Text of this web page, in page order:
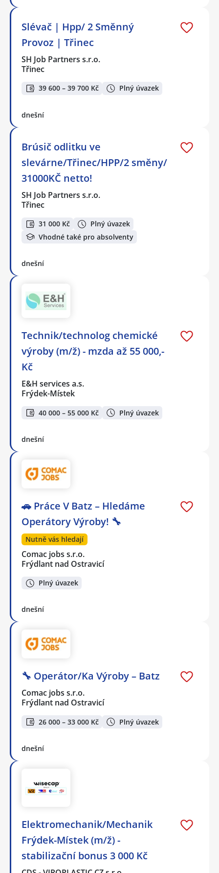
Slévač | Hpp/ 2 Směnný
Provoz | Třinec
SH Job Partners s.r.o.
Třinec
39 600 – 39 700 Kč Plný úvazek
dnešní
Brúsič odlitku ve
slevárne/Třinec/HPP/2 směny/
31000KČ netto!
SH Job Partners s.r.o.
Třinec
31 000 Kč
Plný úvazek
Vhodné také pro absolventy
dnešní
Technik/technolog chemické
výroby (m/ž) - mzda až 55 000,-
Kč
E&H services a.s.
Frýdek-Místek
40 000 – 55 000 Kč Plný úvazek
dnešní
🚗 Práce V Batz – Hledáme
Operátory Výroby! 🔧
Nutně vás hledají
Comac jobs s.r.o.
Frýdlant nad Ostravicí
Plný úvazek
dnešní
🔧 Operátor/Ka Výroby – Batz
Comac jobs s.r.o.
Frýdlant nad Ostravicí
26 000 – 33 000 Kč Plný úvazek
dnešní
Elektromechanik/Mechanik
Frýdek-Místek (m/ž) -
stabilizační bonus 3 000 Kč